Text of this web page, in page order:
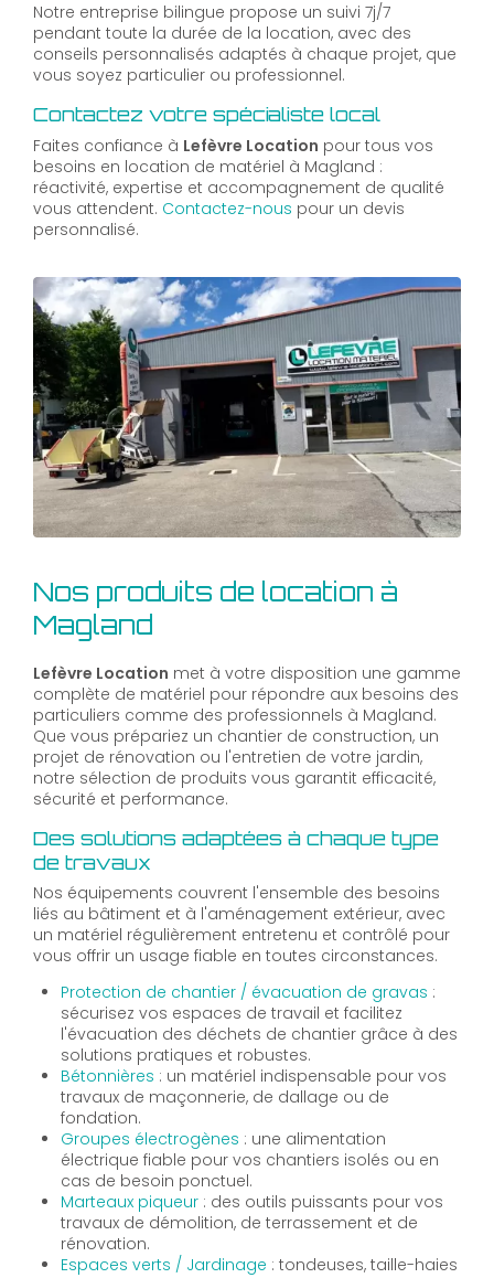
Notre entreprise bilingue propose un suivi 7j/7
pendant toute la durée de la location, avec des
conseils personnalisés adaptés à chaque projet, que
vous soyez particulier ou professionnel.
Contactez votre spécialiste local
Faites confiance à Lefèvre Location pour tous vos
besoins en location de matériel à Magland :
réactivité, expertise et accompagnement de qualité
vous attendent. Contactez-nous pour un devis
personnalisé.
Nos produits de location à
Magland
Lefèvre Location met à votre disposition une gamme
complète de matériel pour répondre aux besoins des
particuliers comme des professionnels à Magland.
Que vous prépariez un chantier de construction, un
projet de rénovation ou l'entretien de votre jardin,
notre sélection de produits vous garantit efficacité,
sécurité et performance.
Des solutions adaptées à chaque type
de travaux
Nos équipements couvrent l'ensemble des besoins
liés au bâtiment et à l'aménagement extérieur, avec
un matériel régulièrement entretenu et contrôlé pour
vous offrir un usage fiable en toutes circonstances.
Protection de chantier / évacuation de gravas :
sécurisez vos espaces de travail et facilitez
l'évacuation des déchets de chantier grâce à des
solutions pratiques et robustes.
Bétonnières : un matériel indispensable pour vos
travaux de maçonnerie, de dallage ou de
fondation.
Groupes électrogènes : une alimentation
électrique fiable pour vos chantiers isolés ou en
cas de besoin ponctuel.
Marteaux piqueur : des outils puissants pour vos
travaux de démolition, de terrassement et de
rénovation.
Espaces verts / Jardinage : tondeuses, taille-haies